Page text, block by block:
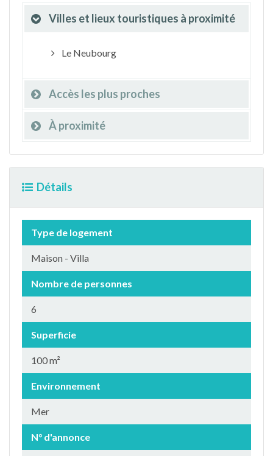
Villes et lieux touristiques à proximité
Le Neubourg
Accès les plus proches
À proximité
Détails
Type de logement
Maison - Villa
Nombre de personnes
6
Superficie
100 m²
Environnement
Mer
N° d'annonce